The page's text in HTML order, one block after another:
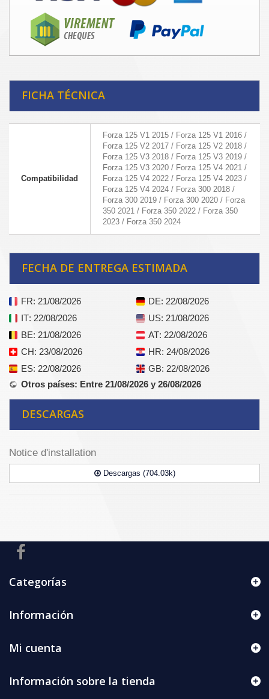
FICHA TÉCNICA
Compatibilidad
Forza 125 V1 2015 / Forza 125 V1 2016 /
Forza 125 V2 2017 / Forza 125 V2 2018 /
Forza 125 V3 2018 / Forza 125 V3 2019 /
Forza 125 V3 2020 / Forza 125 V4 2021 /
Forza 125 V4 2022 / Forza 125 V4 2023 /
Forza 125 V4 2024 / Forza 300 2018 /
Forza 300 2019 / Forza 300 2020 / Forza
350 2021 / Forza 350 2022 / Forza 350
2023 / Forza 350 2024
FECHA DE ENTREGA ESTIMADA
FR: 21/08/2026 DE: 22/08/2026
IT: 22/08/2026 US: 21/08/2026
BE: 21/08/2026 AT: 22/08/2026
CH: 23/08/2026 HR: 24/08/2026
ES: 22/08/2026 GB: 22/08/2026
Otros países: Entre 21/08/2026 y 26/08/2026
DESCARGAS
Notice d'installation
Descargas (704.03k)
Categorías
Información
Mi cuenta
Información sobre la tienda